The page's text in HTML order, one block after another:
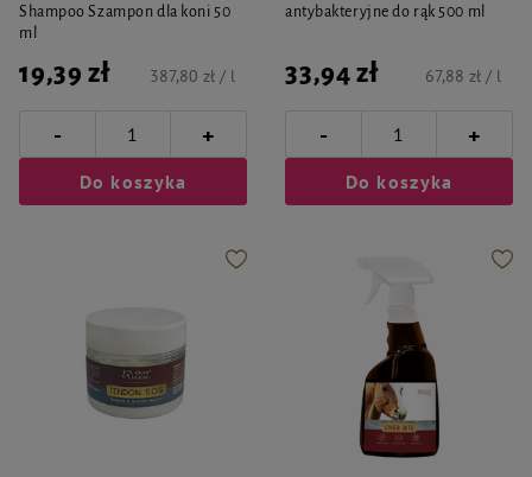
Shampoo Szampon dla koni 50
ml
19,39 zł 387,80 zł / l
- +
Do koszyka
antybakteryjne do rąk 500 ml
33,94 zł 67,88 zł / l
- +
Do koszyka